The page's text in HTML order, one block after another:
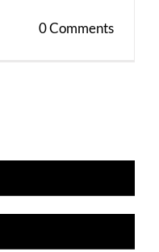
0 Comments